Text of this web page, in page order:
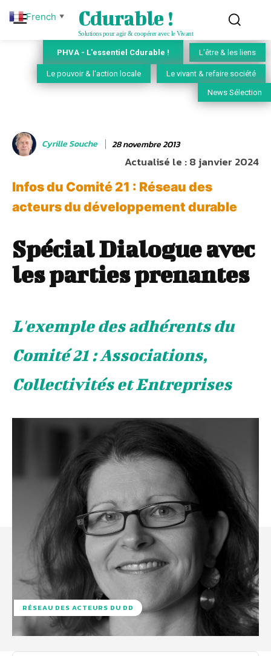
Cdurable !
Solutions pour agir & coopérer avec le Vivant
PHVA - L'essentiel Cdurable ! L'être & les liens
Le pouvoir & l'action locale Le vivant & refaire société
News Sélection
Cyrille Souche 28 novembre 2013
Actualisé le :8 janvier 2024
Infos du Comité 21 : Réseau des
acteurs du développement durable
Spécial Dialogue avec
les parties prenantes
L'exemple des adhérents du
Comité 21 : Associations,
Collectivités et Entreprises
RÉSEAU DES ACTEURS DU DD
French ▼